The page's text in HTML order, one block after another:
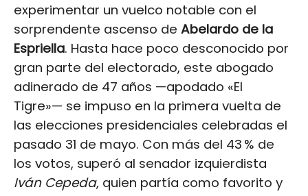
experimentar un vuelco notable con el
sorprendente ascenso de Abelardo de la
Espriella. Hasta hace poco desconocido por
gran parte del electorado, este abogado
adinerado de 47 años —apodado «El
Tigre»— se impuso en la primera vuelta de
las elecciones presidenciales celebradas el
pasado 31 de mayo. Con más del 43 % de
los votos, superó al senador izquierdista
Iván Cepeda, quien partía como favorito y